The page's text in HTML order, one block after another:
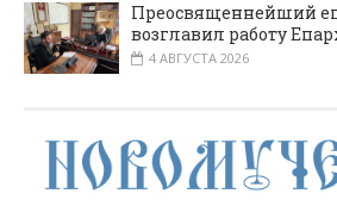
Преосвященнейший
возглавил работу
4 АВГУСТА 2026